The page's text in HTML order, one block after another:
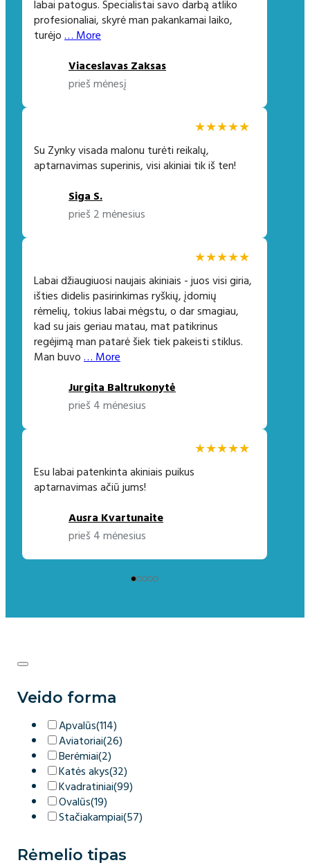
labai patogus. Specialistai savo darbą atliko
profesionaliai, skyrė man pakankamai laiko,
turėjo… More
Viaceslavas Zaksas
prieš mėnesį
★★★★★
Su Zynky visada malonu turėti reikalų,
aptarnavimas superinis, visi akiniai tik iš ten!
Siga S.
prieš 2 mėnesius
★★★★★
Labai džiaugiuosi naujais akiniais - juos visi giria,
išties didelis pasirinkimas ryškių, įdomių
rėmelių, tokius labai mėgstu, o dar smagiau,
kad su jais geriau matau, mat patikrinus
regėjimą man patarė šiek tiek pakeisti stiklus.
Man buvo… More
Jurgita Baltrukonytė
prieš 4 mėnesius
★★★★★
Esu labai patenkinta akiniais puikus
aptarnavimas ačiū jums!
Ausra Kvartunaite
prieš 4 mėnesius
●●●●●
Veido forma
Apvalūs(114)
Aviatoriai(26)
Berėmiai(2)
Katės akys(32)
Kvadratiniai(99)
Ovalūs(19)
Stačiakampiai(57)
Rėmelio tipas